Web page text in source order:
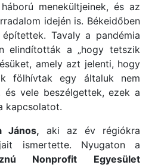
menekültjeinek, és az
idején is. Békeidőben
Tavaly a pandémia
elindították a „hogy tetszik
amely azt jelenti, hogy
fölhívtak egy általuk nem
vele beszélgettek, ezek a
kapcsolatot.
János, aki az év régiókra
ismertette. Nyugaton a
Nonprofit Egyesület